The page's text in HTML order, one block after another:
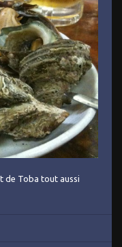
de Toba tout aussi